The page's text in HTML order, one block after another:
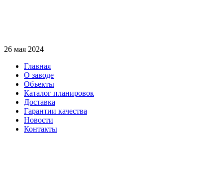
26 мая 2024
Главная
О заводе
Объекты
Каталог планировок
Доставка
Гарантии качества
Новости
Контакты